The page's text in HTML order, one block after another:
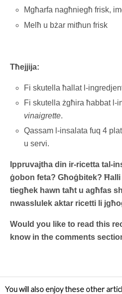
Mgħarfa nagħniegħ frisk,
Melħ u bżar mitħun frisk
Tħejjija:
Fi skutella ħallat l-
Fi skutella żgħira ħabbat l-
vinaigrette.
Qassam l-insalata fuq 4
u servi.
Ippruvajtha din ir-ricetta tal-
ġobon feta? Għoġbitek?
tiegħek hawn taħt u agħfas
nwasslulek aktar ricetti li
Would you like to read this
know in the comments
You will also enjoy these other